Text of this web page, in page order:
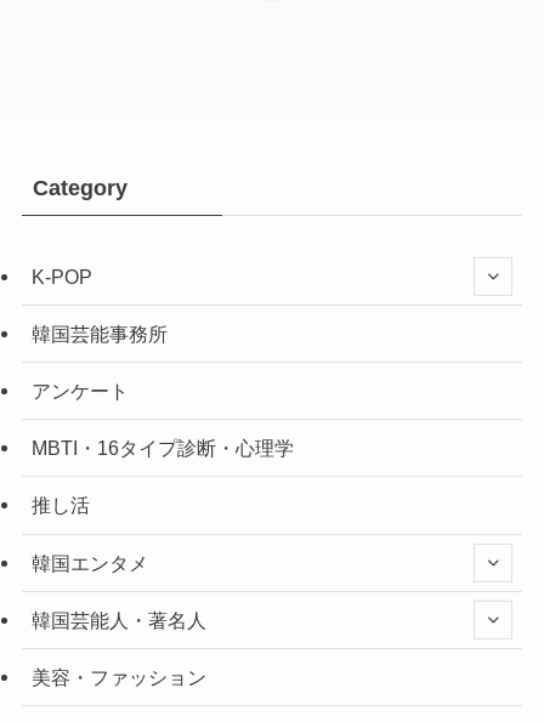
Category
K-POP
韓国芸能事務所
アンケート
MBTI・16タイプ診断・心理学
推し活
韓国エンタメ
韓国芸能人・著名人
美容・ファッション